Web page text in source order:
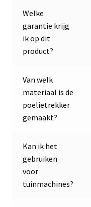
Welke
garantie krijg
ik op dit
product?
Van welk
materiaal is de
poelietrekker
gemaakt?
Kan ik het
gebruiken
voor
tuinmachines?